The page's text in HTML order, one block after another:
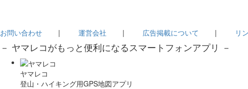
お問い合わせ | 運営会社 | 広告掲載について | リ
－ ヤマレコがもっと便利になるスマートフォンアプリ －
ヤマレコ
登山・ハイキング用GPS地図アプリ